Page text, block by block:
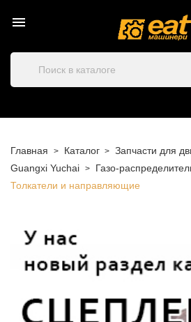

Главная Каталог
Запчасти для
Guangxi Yuchai
Газо-
Толкатели и направляющие